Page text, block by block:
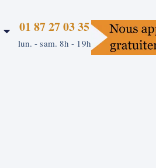
01 87 27 03 35
lun. - sam. 8h - 19h